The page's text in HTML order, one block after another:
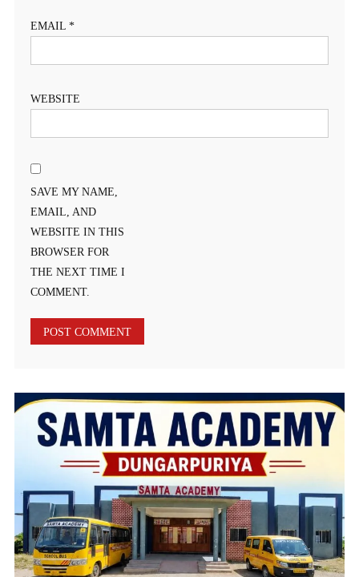
EMAIL *
WEBSITE
SAVE MY NAME,
EMAIL, AND
WEBSITE IN THIS
BROWSER FOR
THE NEXT TIME I
COMMENT.